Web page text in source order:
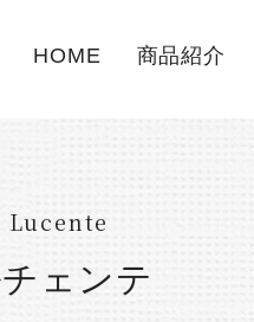
HOME 商品紹介
Lucente
ェンテ